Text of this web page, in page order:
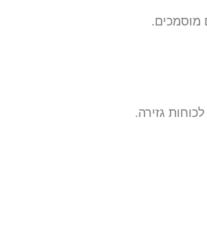
מוסמכים.
גזירה.